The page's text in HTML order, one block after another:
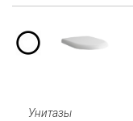
Унитазы